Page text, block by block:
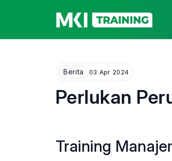
Berita 03 Apr 2024
Perlukan
Training